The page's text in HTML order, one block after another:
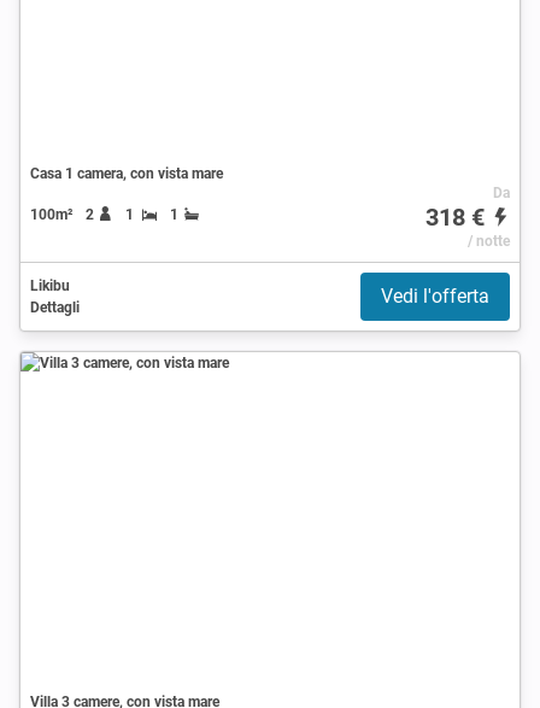
Casa 1 camera, con vista mare
100m² 2 1 1
Da
318 €
/ notte
Likibu
Dettagli
Vedi l'offerta
Villa 3 camere, con vista mare